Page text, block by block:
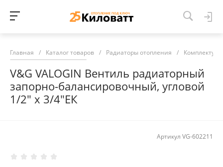
Главная / Каталог товаров / Радиаторы отопления /
V&G VALOGIN Вентиль радиаторный
запорно-балансировочный, угловой
1/2" х 3/4"ЕК
Артикул VG-602211